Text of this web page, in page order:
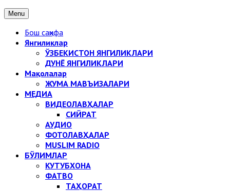
Menu
Бош саҳифа
Янгиликлар
ЎЗБЕКИСТОН ЯНГИЛИКЛАРИ
ДУНЁ ЯНГИЛИКЛАРИ
Мақолалар
ЖУМА МАВЪИЗАЛАРИ
МЕДИА
ВИДЕОЛАВҲАЛАР
СИЙРАТ
АУДИО
ФОТОЛАВҲАЛАР
MUSLIM RADIO
БЎЛИМЛАР
КУТУБХОНА
ФАТВО
ТАҲОРАТ